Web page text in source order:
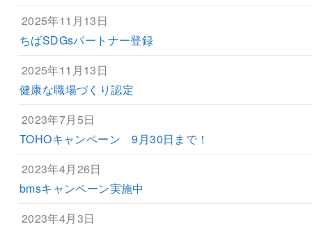
2025年11月13日
ちばSDGsパートナー登録
2025年11月13日
健康な職場づくり認定
2023年7月5日
TOHOキャンペーン 9月30日まで！
2023年4月26日
bmsキャンペーン実施中
2023年4月3日